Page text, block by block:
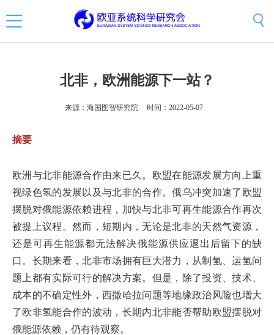
北非，欧洲能源下一站？
来源：海国图智研究院 时间：2022-05-07
摘要
欧洲与北非能源合作由来已久。欧盟在能源发展方向上重
视绿色氢的发展以及与北非的合作。俄乌冲突加速了欧盟
摆脱对俄能源依赖进程，加快与北非可再生能源合作再次
被提上议程。然而，短期内，无论是北非的天然气资源，
还是可再生能源都无法解决俄能源供应退出后留下的缺
口。长期来看，北非市场拥有巨大潜力，从制氢、运氢问
题上都有实际可行的解决方案。但是，除了投资、技术、
成本的不确定性外，西撒哈拉问题等地缘政治风险也增大
了欧非氢能合作的波动，长期内北非能否帮助欧盟摆脱对
俄能源依赖，仍有待观察。